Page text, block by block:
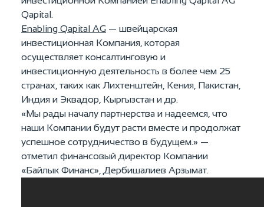
Qapital.
Enabling Qapital AG — швейцарская
инвестиционная Компания, которая
осуществляет консалтинговую и
инвестиционную деятельность в более чем 25
странах, таких как Лихтенштейн, Кения, Пакистан,
Индия и Эквадор, Кыргызстан и др.
«Мы рады началу партнерства и надеемся, что
наши Компании будут расти вместе и продолжат
успешное сотрудничество в будущем.» —
отметил финансовый директор Компании
«Байлык Финанс», Дербишалиев Арзымат.